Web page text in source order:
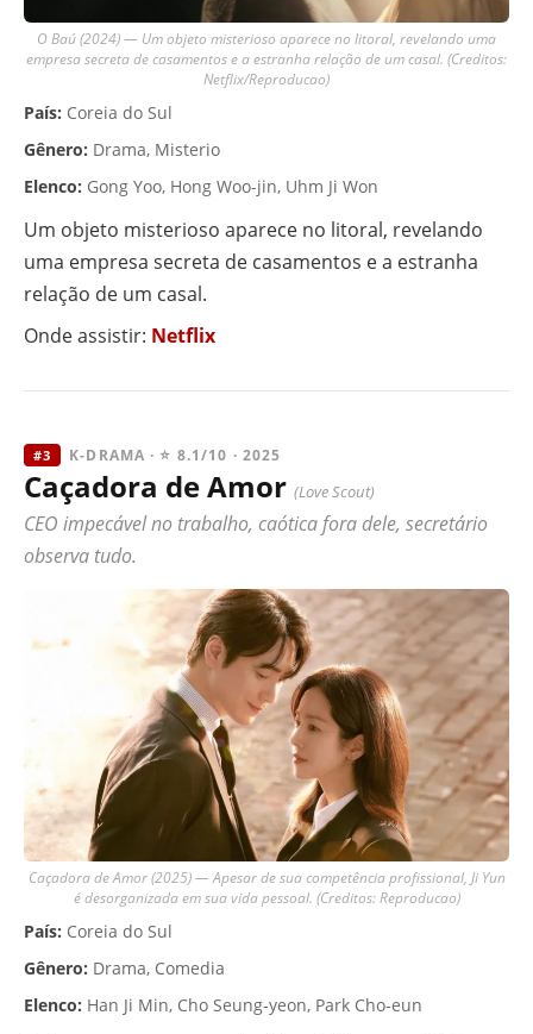
O Baú (2024) — Um objeto misterioso aparece no litoral, revelando uma
empresa secreta de casamentos e a estranha relação de um casal. (Creditos:
Netflix/Reproducao)
País: Coreia do Sul
Gênero: Drama, Misterio
Elenco: Gong Yoo, Hong Woo-jin, Uhm Ji Won
Um objeto misterioso aparece no litoral, revelando
uma empresa secreta de casamentos e a estranha
relação de um casal.
Onde assistir: Netflix
#3 K-DRAMA · ⭐ 8.1/10 · 2025
Caçadora de Amor (Love Scout)
CEO impecável no trabalho, caótica fora dele, secretário
observa tudo.
Caçadora de Amor (2025) — Apesar de sua competência profissional, Ji Yun
é desorganizada em sua vida pessoal. (Creditos: Reproducao)
País: Coreia do Sul
Gênero: Drama, Comedia
Elenco: Han Ji Min, Cho Seung-yeon, Park Cho-eun